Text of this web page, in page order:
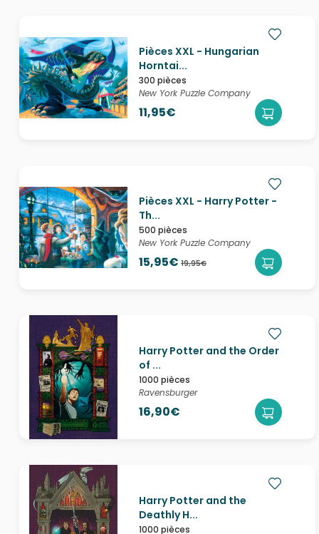
Pièces XXL - Hungarian
Horntai...
300 pièces
New York Puzzle Company
11,95€
Pièces XXL - Harry Potter -
Th...
500 pièces
New York Puzzle Company
15,95€ 19,95€
Harry Potter and the Order
of ...
1000 pièces
Ravensburger
16,90€
Harry Potter and the
Deathly H...
1000 pièces